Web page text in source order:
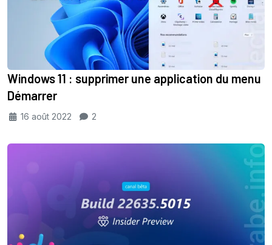
Windows 11 : supprimer une application du menu
Démarrer
16 août 2022 2